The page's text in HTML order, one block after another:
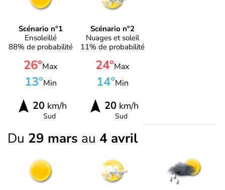
Scénario n°1
Ensoleillé
88% de probabilité
26°Max
13°Min
20km/h
Sud
Scénario n°2
Nuages et soleil
11% de probabilité
24°Max
14°Min
20km/h
Sud
Du 29 mars au 4 avril